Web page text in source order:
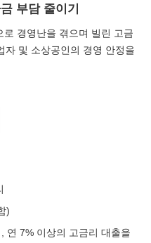
부담 줄이기
경영난을 겪으며 빌린 고금
자 및 소상공인의 경영 안정을
)
연 7% 이상의 고금리 대출을